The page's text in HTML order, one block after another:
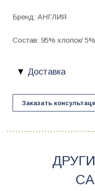
Бренд: АНГЛИЯ
Состав: 95% хлопок/
Доставка
Заказать